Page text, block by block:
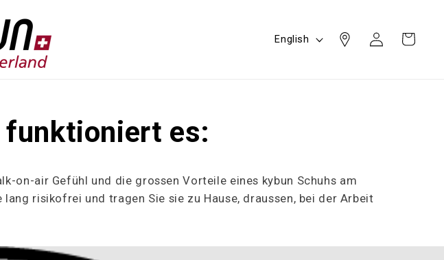
L
e
English
Log
in
Cart
funktioniert es:
on-air Gefühl und die grossen Vorteile eines kybun Schuhs am
risikofrei und tragen Sie sie zu Hause, draussen, bei der Arbeit